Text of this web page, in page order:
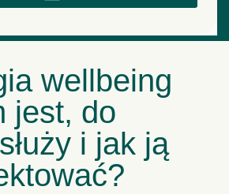
wellbeing
jest, do
i jak ją